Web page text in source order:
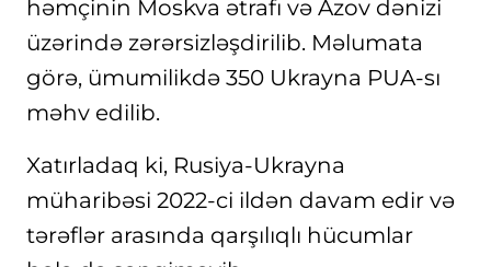
həmçinin Moskva ətrafı və Azov dənizi
üzərində zərərsizləşdirilib. Məlumata
görə, ümumilikdə 350 Ukrayna PUA-sı
məhv edilib.
Xatırladaq ki, Rusiya-Ukrayna
müharibəsi 2022-ci ildən davam edir və
tərəflər arasında qarşılıqlı hücumlar